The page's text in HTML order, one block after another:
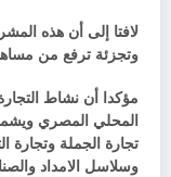
لافتا إلى أن هذه
وتجزئة ترفع من
المحلي المصري
تجارة الجملة وتجارة
وسلاسل الامداد